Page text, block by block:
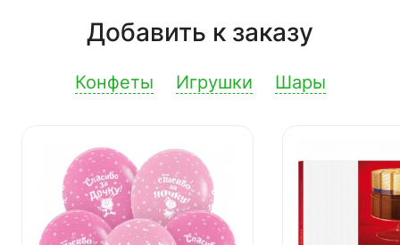
Добавить к заказу
Конфеты Игрушки Шары